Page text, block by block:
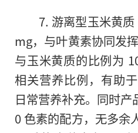
7. 游离型玉米黄
mg，与叶黄素协同发
与玉米黄质的比例为
相关营养比例，有助
日常营养补充。同时产
0 色素的配方，无多余